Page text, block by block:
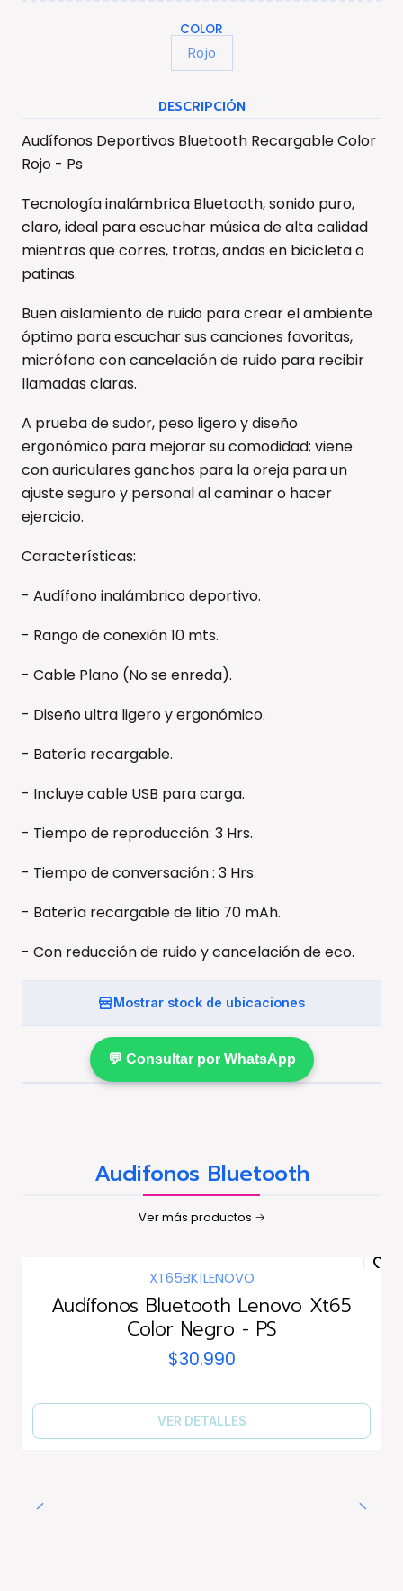
COLOR
Rojo
DESCRIPCIÓN
Audífonos Deportivos Bluetooth Recargable Color
Rojo - Ps
Tecnología inalámbrica Bluetooth, sonido puro,
claro, ideal para escuchar música de alta calidad
mientras que corres, trotas, andas en bicicleta o
patinas.
Buen aislamiento de ruido para crear el ambiente
óptimo para escuchar sus canciones favoritas,
micrófono con cancelación de ruido para recibir
llamadas claras.
A prueba de sudor, peso ligero y diseño
ergonómico para mejorar su comodidad; viene
con auriculares ganchos para la oreja para un
ajuste seguro y personal al caminar o hacer
ejercicio.
Características:
- Audífono inalámbrico deportivo.
- Rango de conexión 10 mts.
- Cable Plano (No se enreda).
- Diseño ultra ligero y ergonómico.
- Batería recargable.
- Incluye cable USB para carga.
- Tiempo de reproducción: 3 Hrs.
- Tiempo de conversación : 3 Hrs.
- Batería recargable de litio 70 mAh.
- Con reducción de ruido y cancelación de eco.
Mostrar stock de ubicaciones
💬 Consultar por WhatsApp
Audifonos Bluetooth
Ver más productos
XT65BK|LENOVO
Audífonos Bluetooth Lenovo Xt65
Color Negro - PS
$30.990
VER DETALLES